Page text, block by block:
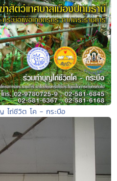
ไถ่ชีวิต โค - กระบือ